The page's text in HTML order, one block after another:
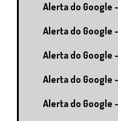
Alerta do Google
Alerta do Google
Alerta do Google
Alerta do Google
Alerta do Google